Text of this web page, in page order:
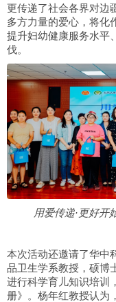
更传递了社会各界对边
多方力量的爱心，将化
提升妇幼健康服务水平
伐。
用爱传递·更好开
本次活动还邀请了华中
品卫生学系教授，硕博
进行科学育儿知识培训
册》。杨年红教授认为